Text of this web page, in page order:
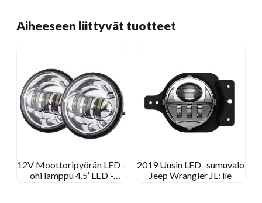
Aiheeseen liittyvät tuotteet
12V Moottoripyörän LED -
ohi lamppu 4.5′ LED -
2019 Uusin LED -sumuvalo
Jeep Wrangler JL: lle